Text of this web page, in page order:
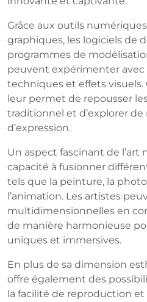
Grâce aux outils
graphiques, les logiciels de
programmes de
peuvent expérimenter avec
techniques et effets
leur permet de repousser
traditionnel et d’explorer
d’expression.
Un aspect fascinant de l’art
capacité à fusionner
tels que la peinture, la
l’animation. Les artistes
multidimensionnelles en
de manière harmonieuse
uniques et immersives.
En plus de sa dimension
offre également des
la facilité de reproduction